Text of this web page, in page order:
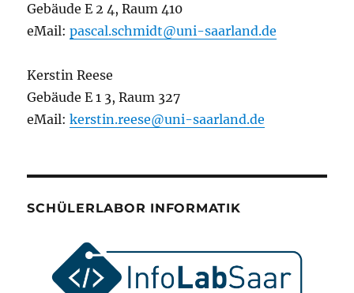
Gebäude E 2 4, Raum 410
eMail:pascal.schmidt@uni-saarland.de
Kerstin Reese
Gebäude E 1 3, Raum 327
eMail:kerstin.reese@uni-saarland.de
SCHÜLERLABOR INFORMATIK